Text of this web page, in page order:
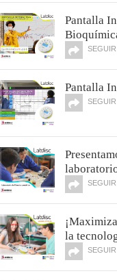
Pantalla
Pantalla
la